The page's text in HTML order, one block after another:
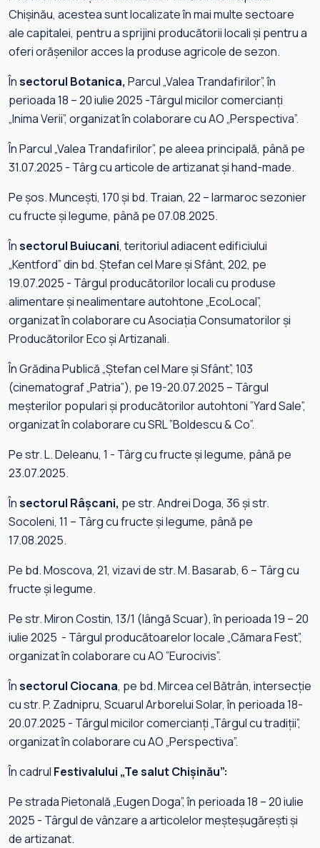
Chișinău, acestea sunt localizate în mai multe sectoare
ale capitalei, pentru a sprijini producătorii locali și pentru a
oferi orășenilor acces la produse agricole de sezon.
Însectorul Botanica, Parcul „Valea Trandafirilor”, în
perioada 18 – 20 iulie 2025 -Târgul micilor comercianți
„Inima Verii”, organizat în colaborare cu AO „Perspectiva”.
În Parcul „Valea Trandafirilor”, pe aleea principală, până pe
31.07.2025 - Târg cu articole de artizanat și hand-made.
Pe șos. Muncești, 170 și bd. Traian, 22 – Iarmaroc sezonier
cu fructe și legume, până pe 07.08.2025.
Însectorul Buiucani, teritoriul adiacent edificiului
„Kentford” din bd. Ștefan cel Mare și Sfânt, 202, pe
19.07.2025 - Târgul producătorilor locali cu produse
alimentare și nealimentare autohtone „EcoLocal”,
organizat în colaborare cu Asociația Consumatorilor și
Producătorilor Eco și Artizanali.
În Grădina Publică „Ștefan cel Mare și Sfânt”, 103
(cinematograf „Patria”), pe 19-20.07.2025 – Târgul
meșterilor populari și producătorilor autohtoni ”Yard Sale”,
organizat în colaborare cu SRL ”Boldescu & Co”.
Pe str. L. Deleanu, 1 - Târg cu fructe și legume, până pe
23.07.2025.
Însectorul Râșcani, pe str. Andrei Doga, 36 și str.
Socoleni, 11 – Târg cu fructe și legume, până pe
17.08.2025.
Pe bd. Moscova, 21, vizavi de str. M. Basarab, 6 – Târg cu
fructe și legume.
Pe str. Miron Costin, 13/1 (lângă Scuar), în perioada 19 – 20
iulie 2025 - Târgul producătoarelor locale „Cămara Fest”,
organizat în colaborare cu AO ”Eurocivis”.
Însectorul Ciocana, pe bd. Mircea cel Bătrân, intersecție
cu str. P. Zadnipru, Scuarul Arborelui Solar, în perioada 18-
20.07.2025 - Târgul micilor comercianți „Târgul cu tradiții”,
organizat în colaborare cu AO „Perspectiva”.
În cadrul Festivalului „Te salut Chișinău”:
Pe strada Pietonală „Eugen Doga”, în perioada 18 – 20 iulie
2025 - Târgul de vânzare a articolelor meșteșugărești și
de artizanat.